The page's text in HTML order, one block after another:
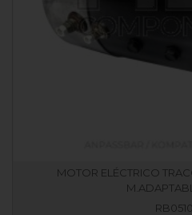
MOTOR ELÉCTRICO